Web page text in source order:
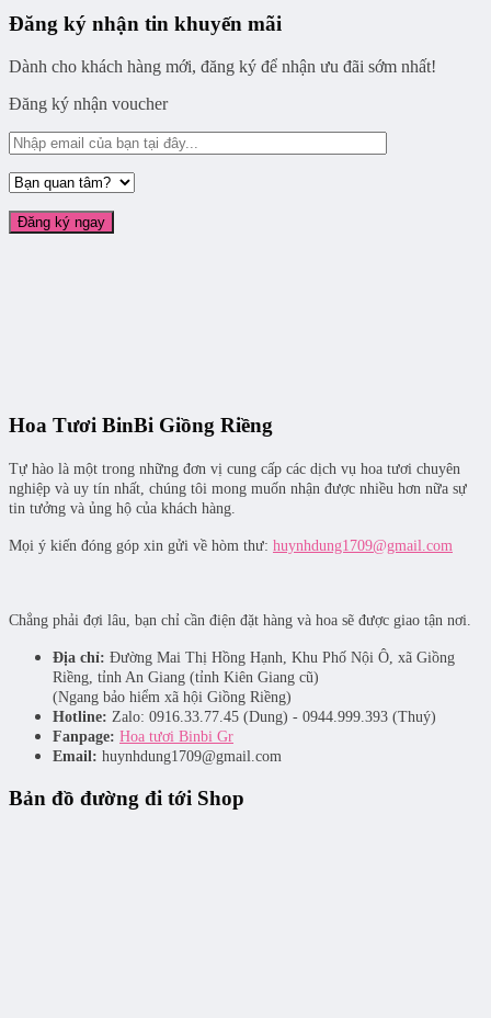
Đăng ký nhận tin khuyến mãi
Dành cho khách hàng mới, đăng ký để nhận ưu đãi sớm nhất!
Đăng ký nhận voucher
Hoa Tươi BinBi Giồng Riềng
Tự hào là một trong những đơn vị cung cấp các dịch vụ hoa tươi chuyên
nghiệp và uy tín nhất, chúng tôi mong muốn nhận được nhiều hơn nữa sự
tin tưởng và ủng hộ của khách hàng.
Mọi ý kiến đóng góp xin gửi về hòm thư: huynhdung1709@gmail.com
Chẳng phải đợi lâu, bạn chỉ cần điện đặt hàng và hoa sẽ được giao tận nơi.
Địa chỉ: Đường Mai Thị Hồng Hạnh, Khu Phố Nội Ô, xã Giồng
Riềng, tỉnh An Giang (tỉnh Kiên Giang cũ)
(Ngang bảo hiểm xã hội Giồng Riềng)
Hotline: Zalo: 0916.33.77.45 (Dung) - 0944.999.393 (Thuý)
Fanpage: Hoa tươi Binbi Gr
Email: huynhdung1709@gmail.com
Bản đồ đường đi tới Shop